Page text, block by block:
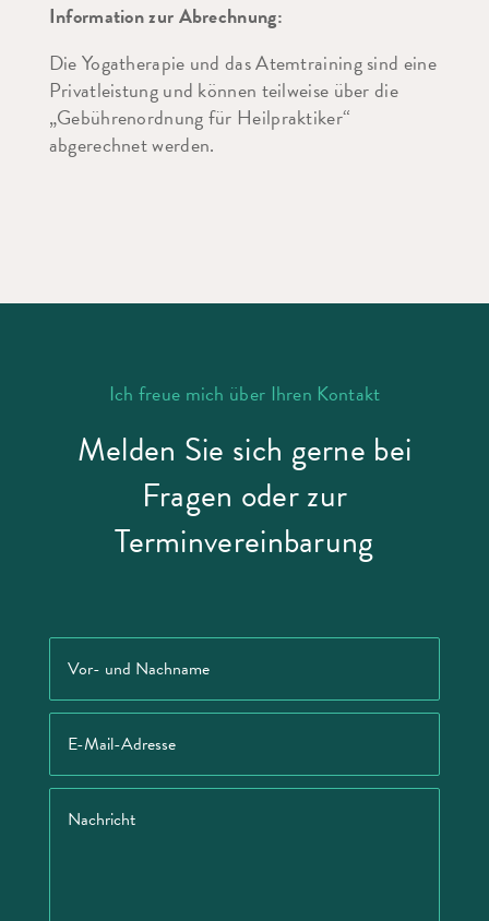
Information zur Abrechnung:
Die Yogatherapie und das Atemtraining sind eine
Privatleistung und können teilweise über die
„Gebührenordnung für Heilpraktiker“
abgerechnet werden.
Ich freue mich über Ihren Kontakt
Melden Sie sich gerne bei
Fragen oder zur
Terminvereinbarung